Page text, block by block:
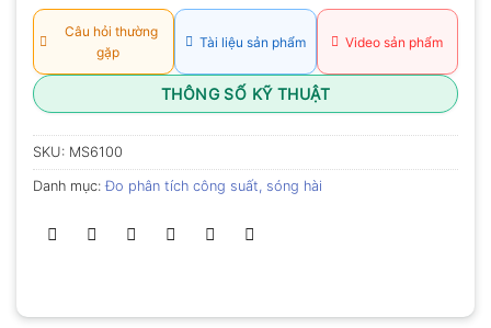
Câu hỏi thường
gặp
Tài liệu sản phẩm Video sản phẩm
THÔNG SỐ KỸ THUẬT
SKU: MS6100
Danh mục:Đo phân tích công suất, sóng hài